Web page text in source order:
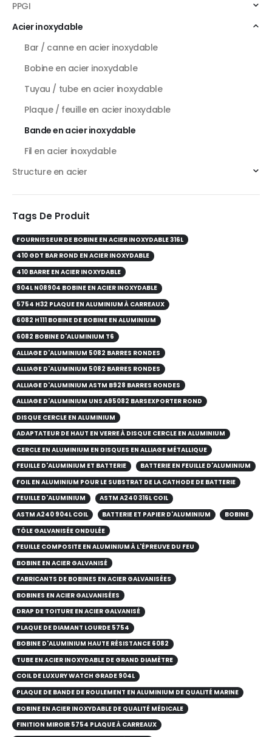
PPGI
Acier inoxydable
Bar / canne en acier inoxydable
Bobine en acier inoxydable
Tuyau / tube en acier inoxydable
Plaque / feuille en acier inoxydable
Bande en acier inoxydable
Fil en acier inoxydable
Structure en acier
Tags De Produit
FOURNISSEUR DE BOBINE EN ACIER INOXYDABLE 316L
410 GDT BAR ROND EN ACIER INOXYDABLE
410 BARRE EN ACIER INOXYDABLE
904L N08904 BOBINE EN ACIER INOXYDABLE
5754 H32 PLAQUE EN ALUMINIUM À CARREAUX
6082 H111 BOBINE DE BOBINE EN ALUMINIUM
6082 BOBINE D'ALUMINIUM T6
ALLIAGE D'ALUMINIUM 5082 BARRES RONDES
ALLIAGE D'ALUMINIUM 5082 BARRES RONDES
ALLIAGE D'ALUMINIUM ASTM B928 BARRES RONDES
ALLIAGE D'ALUMINIUM UNS A95082 BARSEXPORTER ROND
DISQUE CERCLE EN ALUMINIUM
ADAPTATEUR DE HAUT EN VERRE À DISQUE CERCLE EN ALUMINIUM
CERCLE EN ALUMINIUM EN DISQUES EN ALLIAGE MÉTALLIQUE
FEUILLE D'ALUMINIUM ET BATTERIE
BATTERIE EN FEUILLE D'ALUMINIUM
FOIL EN ALUMINIUM POUR LE SUBSTRAT DE LA CATHODE DE BATTERIE
FEUILLE D'ALUMINIUM
ASTM A240 316L COIL
ASTM A240 904L COIL
BATTERIE ET PAPIER D'ALUMINIUM
BOBINE
TÔLE GALVANISÉE ONDULÉE
FEUILLE COMPOSITE EN ALUMINIUM À L'ÉPREUVE DU FEU
BOBINE EN ACIER GALVANISÉ
FABRICANTS DE BOBINES EN ACIER GALVANISÉES
BOBINES EN ACIER GALVANISÉES
DRAP DE TOITURE EN ACIER GALVANISÉ
PLAQUE DE DIAMANT LOURDE 5754
BOBINE D'ALUMINIUM HAUTE RÉSISTANCE 6082
TUBE EN ACIER INOXYDABLE DE GRAND DIAMÈTRE
COIL DE LUXURY WATCH GRADE 904L
PLAQUE DE BANDE DE ROULEMENT EN ALUMINIUM DE QUALITÉ MARINE
BOBINE EN ACIER INOXYDABLE DE QUALITÉ MÉDICALE
FINITION MIROIR 5754 PLAQUE À CARREAUX